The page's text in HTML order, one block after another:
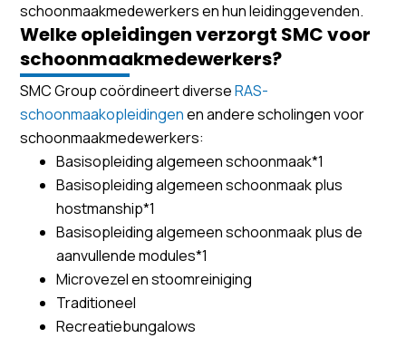
schoonmaakmedewerkers en hun leidinggevenden.
Welke opleidingen verzorgt SMC voor
schoonmaakmedewerkers?
SMC Group coördineert diverseRAS-
schoonmaakopleidingenen andere scholingen voor
schoonmaakmedewerkers:
Basisopleiding algemeen schoonmaak*1
Basisopleiding algemeen schoonmaak plus
hostmanship*1
Basisopleiding algemeen schoonmaak plus de
aanvullende modules*1
Microvezel en stoomreiniging
Traditioneel
Recreatiebungalows